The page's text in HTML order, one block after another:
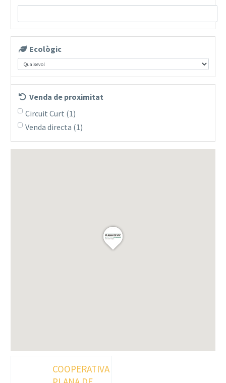
Ecològic
Venda de proximitat
Circuit Curt (1)
Venda directa (1)
COOPERATIVA